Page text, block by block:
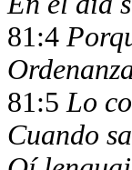
81:4
81:5Lo
Cuando